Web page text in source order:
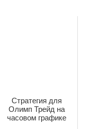
Стратегия для
Олимп Трейд на
часовом графике